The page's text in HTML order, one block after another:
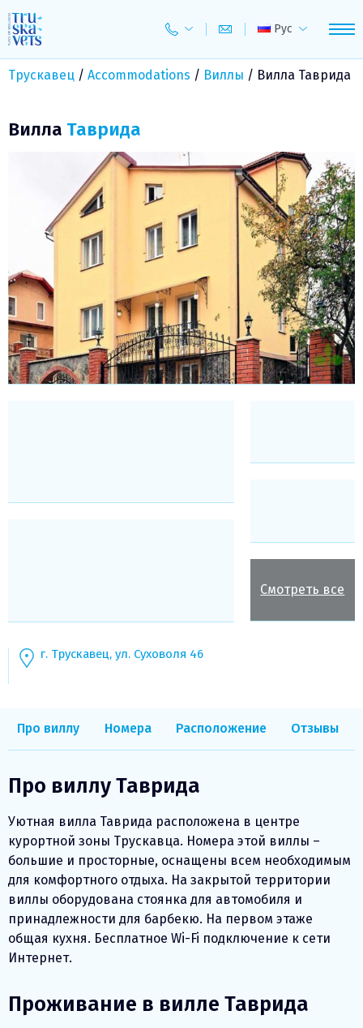
to
content
Рус
Трускавец / Accommodations / Виллы / Вилла Таврида
Вилла Таврида
Смотреть все
г. Трускавец, ул. Суховоля 46
Про виллу Номера Расположение Отзывы
Про виллу Таврида
Уютная вилла Таврида расположена в центре
курортной зоны Трускавца. Номера этой виллы –
большие и просторные, оснащены всем необходимым
для комфортного отдыха. На закрытой территории
виллы оборудована стоянка для автомобиля и
принадлежности для барбекю. На первом этаже
общая кухня. Бесплатное Wi-Fi подключение к сети
Интернет.
Проживание в вилле Таврида